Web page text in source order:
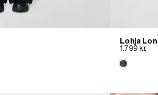
Lohja
1.799 kr.